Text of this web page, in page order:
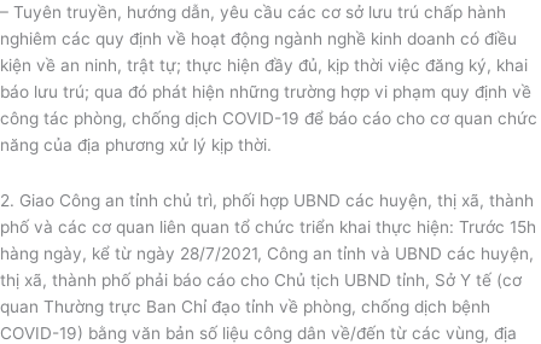
– Tuyên truyền, hướng dẫn, yêu cầu các cơ sở lưu trú chấp hành
nghiêm các quy định về hoạt động ngành nghề kinh doanh có điều
kiện về an ninh, trật tự; thực hiện đầy đủ, kịp thời việc đăng ký, khai
báo lưu trú; qua đó phát hiện những trường hợp vi phạm quy định về
công tác phòng, chống dịch COVID-19 để báo cáo cho cơ quan chức
năng của địa phương xử lý kịp thời.
2. Giao Công an tỉnh chủ trì, phối hợp UBND các huyện, thị xã, thành
phố và các cơ quan liên quan tổ chức triển khai thực hiện: Trước 15h
hàng ngày, kể từ ngày 28/7/2021, Công an tỉnh và UBND các huyện,
thị xã, thành phố phải báo cáo cho Chủ tịch UBND tỉnh, Sở Y tế (cơ
quan Thường trực Ban Chỉ đạo tỉnh về phòng, chống dịch bệnh
COVID-19) bằng văn bản số liệu công dân về/đến từ các vùng, địa